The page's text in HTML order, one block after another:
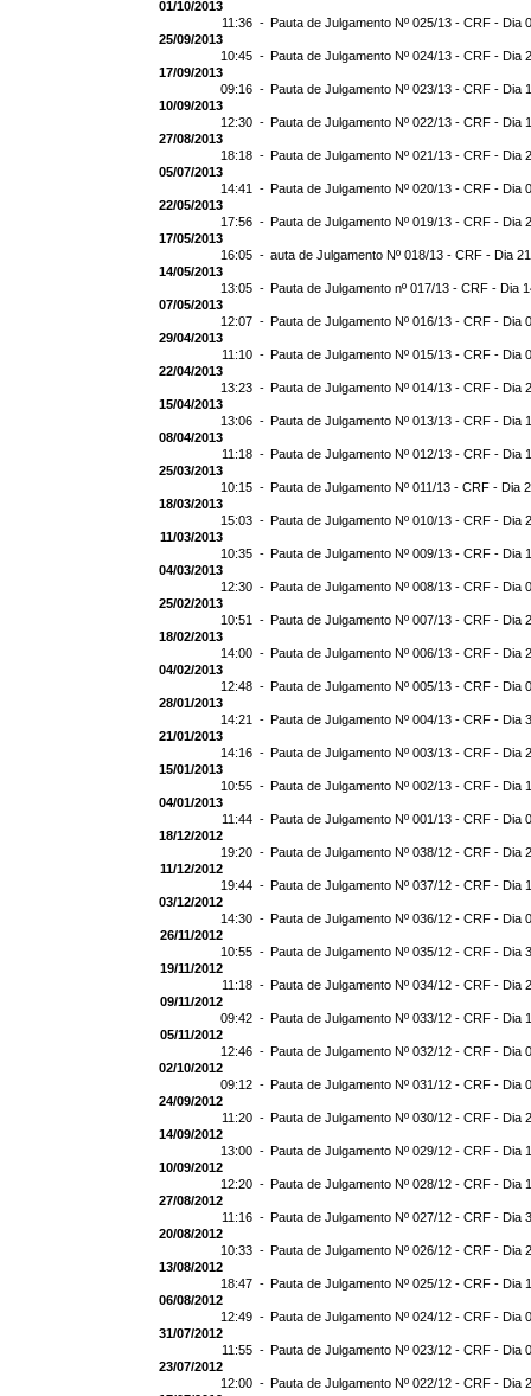
01/10/2013
11:36 - Pauta de Julgamento Nº 025/13 - CRF - Dia
25/09/2013
10:45 - Pauta de Julgamento Nº 024/13 - CRF - Dia
17/09/2013
09:16 - Pauta de Julgamento Nº 023/13 - CRF - Dia
10/09/2013
12:30 - Pauta de Julgamento Nº 022/13 - CRF - Dia
27/08/2013
18:18 - Pauta de Julgamento Nº 021/13 - CRF - Dia
05/07/2013
14:41 - Pauta de Julgamento Nº 020/13 - CRF - Dia
22/05/2013
17:56 - Pauta de Julgamento Nº 019/13 - CRF - Dia
17/05/2013
16:05 - auta de Julgamento Nº 018/13 - CRF - Dia
14/05/2013
13:05 - Pauta de Julgamento nº 017/13 - CRF - Dia
07/05/2013
12:07 - Pauta de Julgamento Nº 016/13 - CRF - Dia
29/04/2013
11:10 - Pauta de Julgamento Nº 015/13 - CRF - Dia
22/04/2013
13:23 - Pauta de Julgamento Nº 014/13 - CRF - Dia
15/04/2013
13:06 - Pauta de Julgamento Nº 013/13 - CRF - Dia
08/04/2013
11:18 - Pauta de Julgamento Nº 012/13 - CRF - Dia
25/03/2013
10:15 - Pauta de Julgamento Nº 011/13 - CRF - Dia
18/03/2013
15:03 - Pauta de Julgamento Nº 010/13 - CRF - Dia
11/03/2013
10:35 - Pauta de Julgamento Nº 009/13 - CRF - Dia
04/03/2013
12:30 - Pauta de Julgamento Nº 008/13 - CRF - Dia
25/02/2013
10:51 - Pauta de Julgamento Nº 007/13 - CRF - Dia
18/02/2013
14:00 - Pauta de Julgamento Nº 006/13 - CRF - Dia
04/02/2013
12:48 - Pauta de Julgamento Nº 005/13 - CRF - Dia
28/01/2013
14:21 - Pauta de Julgamento Nº 004/13 - CRF - Dia
21/01/2013
14:16 - Pauta de Julgamento Nº 003/13 - CRF - Dia
15/01/2013
10:55 - Pauta de Julgamento Nº 002/13 - CRF - Dia
04/01/2013
11:44 - Pauta de Julgamento Nº 001/13 - CRF - Dia
18/12/2012
19:20 - Pauta de Julgamento Nº 038/12 - CRF - Dia
11/12/2012
19:44 - Pauta de Julgamento Nº 037/12 - CRF - Dia
03/12/2012
14:30 - Pauta de Julgamento Nº 036/12 - CRF - Dia
26/11/2012
10:55 - Pauta de Julgamento Nº 035/12 - CRF - Dia
19/11/2012
11:18 - Pauta de Julgamento Nº 034/12 - CRF - Dia
09/11/2012
09:42 - Pauta de Julgamento Nº 033/12 - CRF - Dia
05/11/2012
12:46 - Pauta de Julgamento Nº 032/12 - CRF - Dia
02/10/2012
09:12 - Pauta de Julgamento Nº 031/12 - CRF - Dia
24/09/2012
11:20 - Pauta de Julgamento Nº 030/12 - CRF - Dia
14/09/2012
13:00 - Pauta de Julgamento Nº 029/12 - CRF - Dia
10/09/2012
12:20 - Pauta de Julgamento Nº 028/12 - CRF - Dia
27/08/2012
11:16 - Pauta de Julgamento Nº 027/12 - CRF - Dia
20/08/2012
10:33 - Pauta de Julgamento Nº 026/12 - CRF - Dia
13/08/2012
18:47 - Pauta de Julgamento Nº 025/12 - CRF - Dia
06/08/2012
12:49 - Pauta de Julgamento Nº 024/12 - CRF - Dia
31/07/2012
11:55 - Pauta de Julgamento Nº 023/12 - CRF - Dia
23/07/2012
12:00 - Pauta de Julgamento Nº 022/12 - CRF - Dia